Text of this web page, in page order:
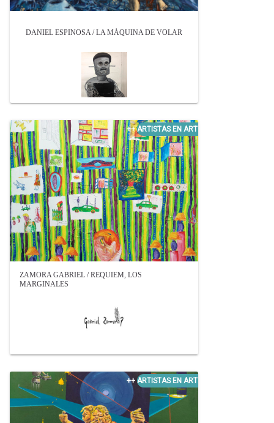
DANIEL ESPINOSA / LA MÁQUINA DE VOLAR
ZAMORA GABRIEL / REQUIEM, LOS
MARGINALES